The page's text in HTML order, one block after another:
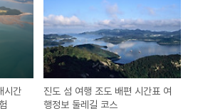
시간
진도 섬 여행 조도 배편 시간표 여
행정보 둘레길 코스